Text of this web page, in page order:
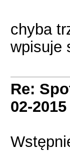
chyba
wpisuje
Re:
02-2015